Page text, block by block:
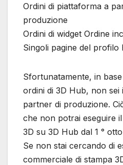
Ordini di piattaforma a
produzione
Ordini di widget Ordine
Singoli pagine del profilo
Sfortunatamente, in
ordini di 3D Hub, non
partner di produzione.
che non potrai eseguire
3D su 3D Hub dal 1 °
Se non stai cercando di
commerciale di stampa